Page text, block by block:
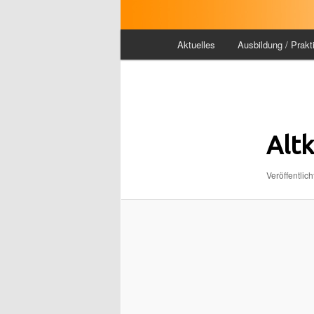
HauptmenüAktuelles Ausbildung /